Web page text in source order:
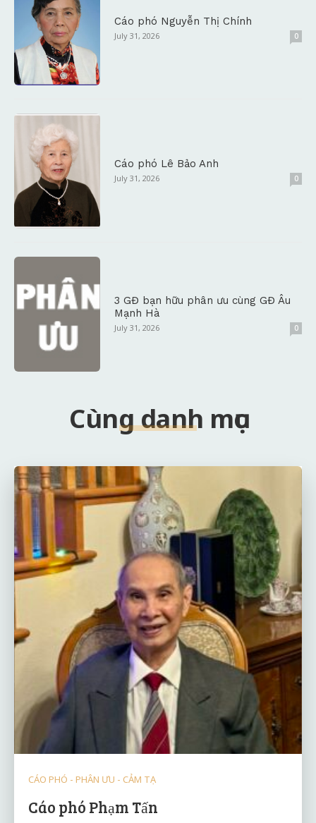
Cáo phó Nguyễn Thị Chính
July 31, 2026 0
Cáo phó Lê Bảo Anh
July 31, 2026 0
3 GĐ bạn hữu phân ưu cùng GĐ Âu
Mạnh Hà
July 31, 2026 0
Cùng danh mục
CÁO PHÓ - PHÂN ƯU - CẢM TẠ
Cáo phó Phạm Tấn